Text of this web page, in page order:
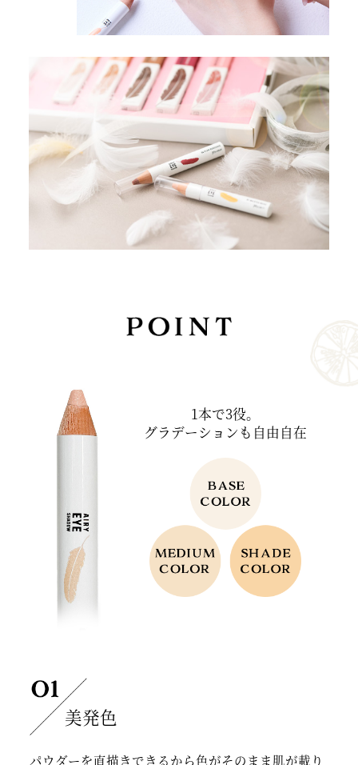
1本で3役。
グラデーションも自由自在
美発色
パウダーを直描きできるから色がそのまま肌が載り